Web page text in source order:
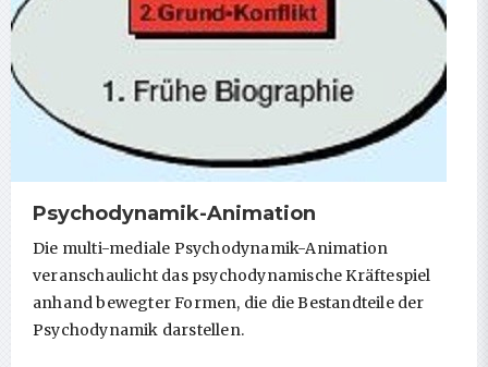
Psychodynamik-Animation
Die multi-mediale Psychodynamik-Animation
veranschaulicht das psychodynamische Kräftespiel
anhand bewegter Formen, die die Bestandteile der
Psychodynamik darstellen.